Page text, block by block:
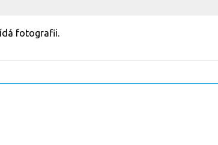
fotografii.